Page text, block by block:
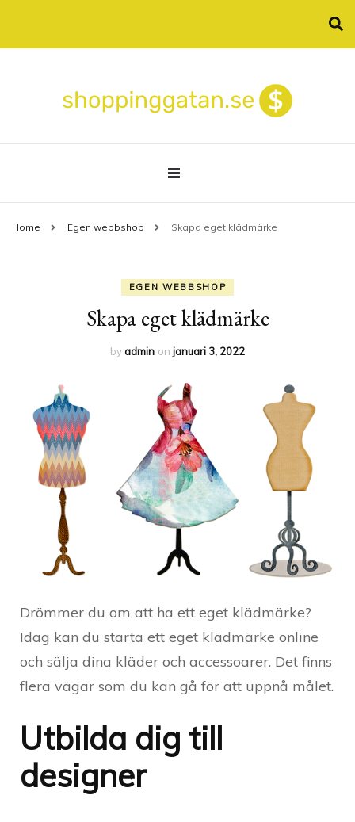
shoppinggatan.se
Home Egen webbshop Skapa eget klädmärke
EGEN WEBBSHOP
Skapa eget klädmärke
byadmin on januari 3, 2022
Drömmer du om att ha ett eget klädmärke?
Idag kan du starta ett eget klädmärke online
och sälja dina kläder och accessoarer. Det finns
flera vägar som du kan gå för att uppnå målet.
Utbilda dig till
designer